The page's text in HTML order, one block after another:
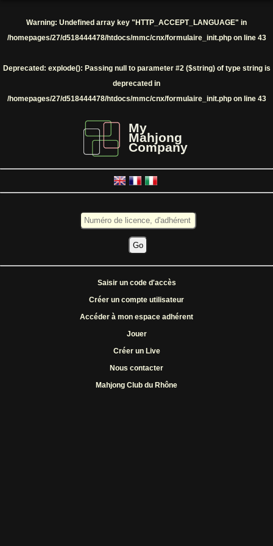
Warning: Undefined array key "HTTP_ACCEPT_LANGUAGE" in
/homepages/27/d518444478/htdocs/mmc/cnx/formulaire_init.phpon line 43
Deprecated : explode(): Passing null to parameter #2 ($string) of type string is
deprecated in
/homepages/27/d518444478/htdocs/mmc/cnx/formulaire_init.phpon line 43
My
Mahjong
Company
Saisir un code d'accès
Créer un compte utilisateur
Accéder à mon espace adhérent
Jouer
Créer un Live
Nous contacter
Mahjong Club du Rhône